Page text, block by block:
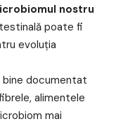
nostru
poate fi
evoluția
bine documentat
alimentele
mai